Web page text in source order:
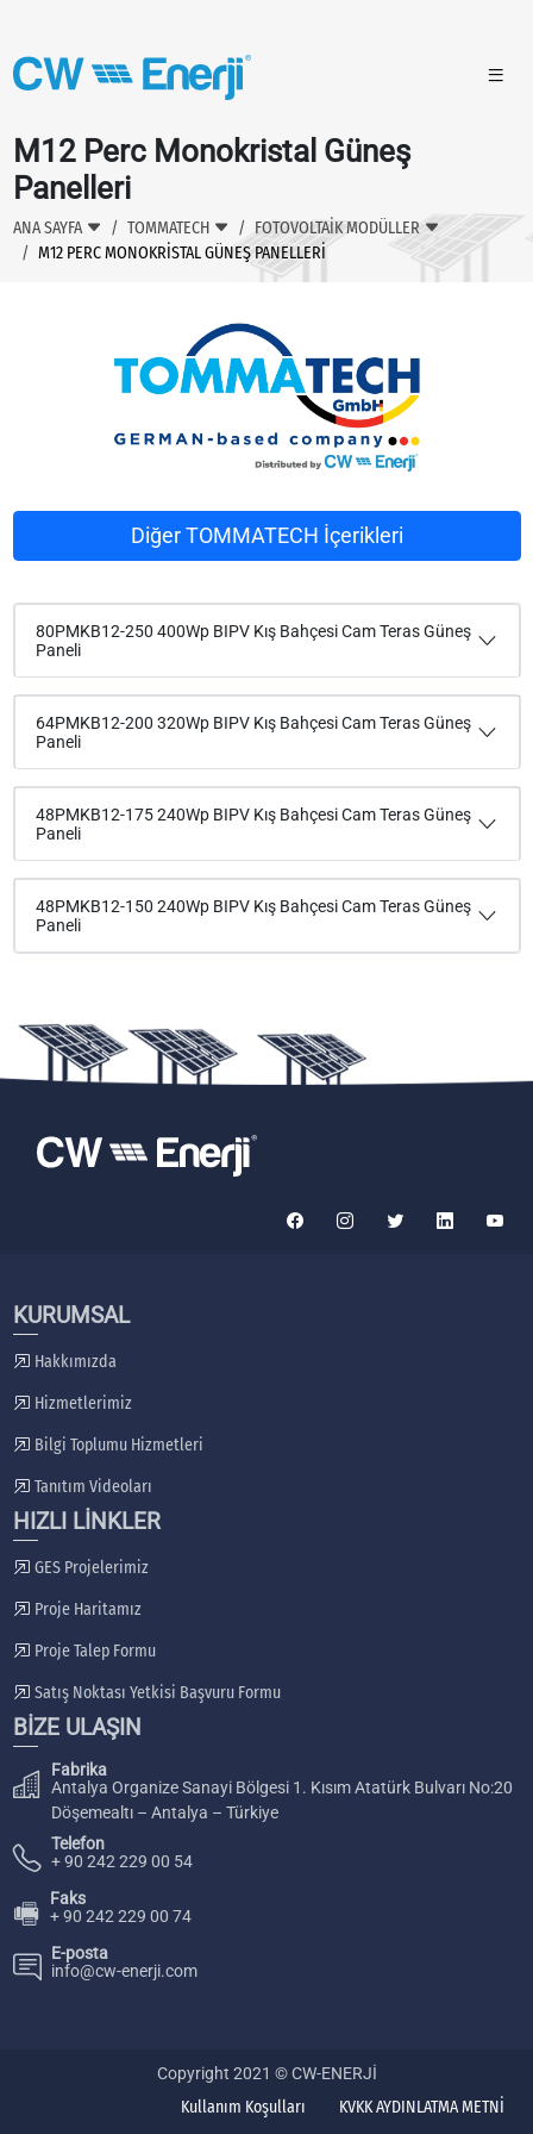
M12 Perc Monokristal Güneş
Panelleri
ANA SAYFA TOMMATECH
FOTOVOLTAİK MODÜLLER
M12 PERC MONOKRISTAL GÜNEŞ PANELLERI
Diğer TOMMATECH İçerikleri
80PMKB12-250 400Wp BIPV Kış Bahçesi Cam Teras Güneş
Paneli
64PMKB12-200 320Wp BIPV Kış Bahçesi Cam Teras Güneş
Paneli
48PMKB12-175 240Wp BIPV Kış Bahçesi Cam Teras Güneş
Paneli
48PMKB12-150 240Wp BIPV Kış Bahçesi Cam Teras Güneş
Paneli
KURUMSAL
Hakkımızda
Hizmetlerimiz
Bilgi Toplumu Hizmetleri
Tanıtım Videoları
HIZLI LİNKLER
GES Projelerimiz
Proje Haritamız
Proje Talep Formu
Satış Noktası Yetkisi Başvuru Formu
BİZE ULAŞIN
Fabrika
Antalya Organize Sanayi Bölgesi 1. Kısım Atatürk Bulvarı No:20
Döşemealtı – Antalya – Türkiye
Telefon
+ 90 242 229 00 54
🖷
Faks
+ 90 242 229 00 74
E-posta
info@cw-enerji.com
Copyright 2021 © CW-ENERJİ
Kullanım Koşulları KVKK AYDINLATMA METNİ